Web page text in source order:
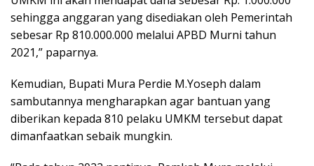
sehingga anggaran yang disediakan oleh Pemerintah
sebesar Rp 810.000.000 melalui APBD Murni tahun
2021,” paparnya.
Kemudian, Bupati Mura Perdie M.Yoseph dalam
sambutannya mengharapkan agar bantuan yang
diberikan kepada 810 pelaku UMKM tersebut dapat
dimanfaatkan sebaik mungkin.